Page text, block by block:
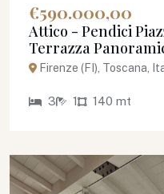
€590.000,00
Attico - Pendici
Terrazza
Firenze (FI), Toscana,
3 1 140 mt